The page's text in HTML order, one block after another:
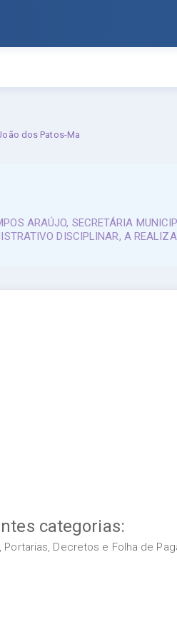
ARAÚJO, SECRETÁRIA
DISCIPLINAR, A
categorias:
Decretos e Folha de